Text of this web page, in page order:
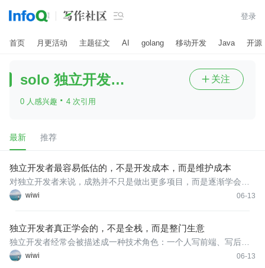
 登录
首页 月更活动 主题征文 AI golang 移动开发 Java 开源
solo 独立开发者社区
0 人感兴趣 · 4 次引用
 关注
最新 推荐
独立开发者最容易低估的，不是开发成本，而是维护成本
wiwi 06-13
对独立开发者来说，成熟并不只是做出更多项目，而是逐渐学会对
项目负责：值得维护的，就给它清晰边界和稳定节奏；不值得继续
独立开发者真正学会的，不是全栈，而是整门生意
wiwi 06-13
独立开发者经常会被描述成一种技术角色：一个人写前端、写后
端、接数据库、部署服务、做页面、修 Bug，必要时还要写文案、